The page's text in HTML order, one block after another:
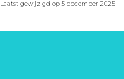
Laatst gewijzigd op 5 december 2025